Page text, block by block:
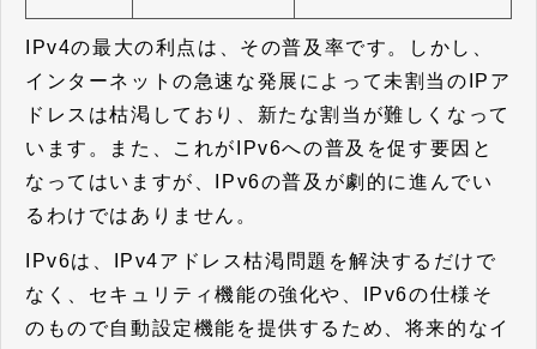
IPv4の最大の利点は、その普及率です。しかし、
インターネットの急速な発展によって未割当のIPア
ドレスは枯渇しており、新たな割当が難しくなって
います。また、これがIPv6への普及を促す要因と
なってはいますが、IPv6の普及が劇的に進んでい
るわけではありません。
IPv6は、IPv4アドレス枯渇問題を解決するだけで
なく、セキュリティ機能の強化や、IPv6の仕様そ
のもので自動設定機能を提供するため、将来的なイ